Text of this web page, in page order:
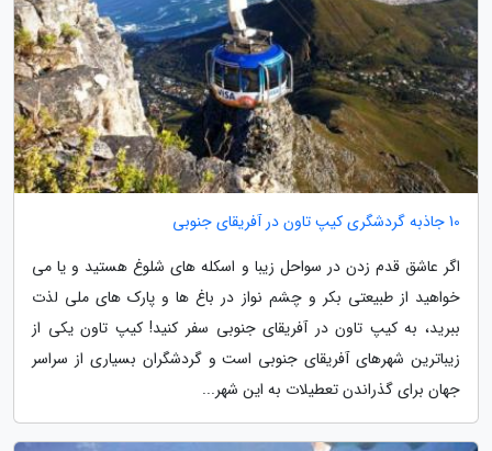
10 جاذبه گردشگری کیپ تاون در آفریقای جنوبی
اگر عاشق قدم زدن در سواحل زیبا و اسکله های شلوغ هستید و یا می
خواهید از طبیعتی بکر و چشم نواز در باغ ها و پارک های ملی لذت
ببرید، به کیپ تاون در آفریقای جنوبی سفر کنید! کیپ تاون یکی از
زیباترین شهرهای آفریقای جنوبی است و گردشگران بسیاری از سراسر
جهان برای گذراندن تعطیلات به این شهر...